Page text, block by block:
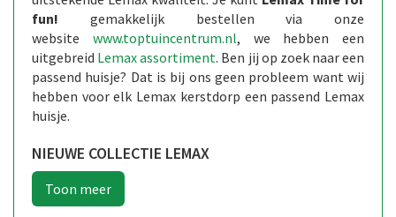
fun! gemakkelijk bestellen via onze
website www.toptuincentrum.nl, we hebben een
uitgebreid Lemax assortiment. Ben jij op zoek naar een
passend huisje? Dat is bij ons geen probleem want wij
hebben voor elk Lemax kerstdorp een passend Lemax
huisje.
NIEUWE COLLECTIE LEMAX